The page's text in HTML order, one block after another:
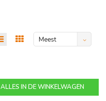
Meest
ALLES IN DE WINKELWAGEN